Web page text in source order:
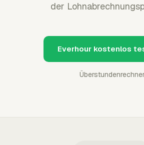
der
Everhour kostenlos